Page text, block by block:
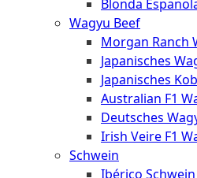
Blonda
Wagyu Beef
Morgan Ranch
Japanisches
Japanisches
Australian F1
Deutsches
Irish Veire F1
Schwein
Ibérico Schwein